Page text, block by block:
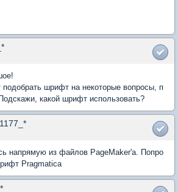
подобрать шрифт на некоторые вопросы, п
какой шрифт использовать?
напрямую из файлов PageMaker'a. Попро
Pragmatica